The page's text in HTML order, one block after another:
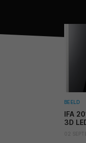
BEELD
IFA
3D
02